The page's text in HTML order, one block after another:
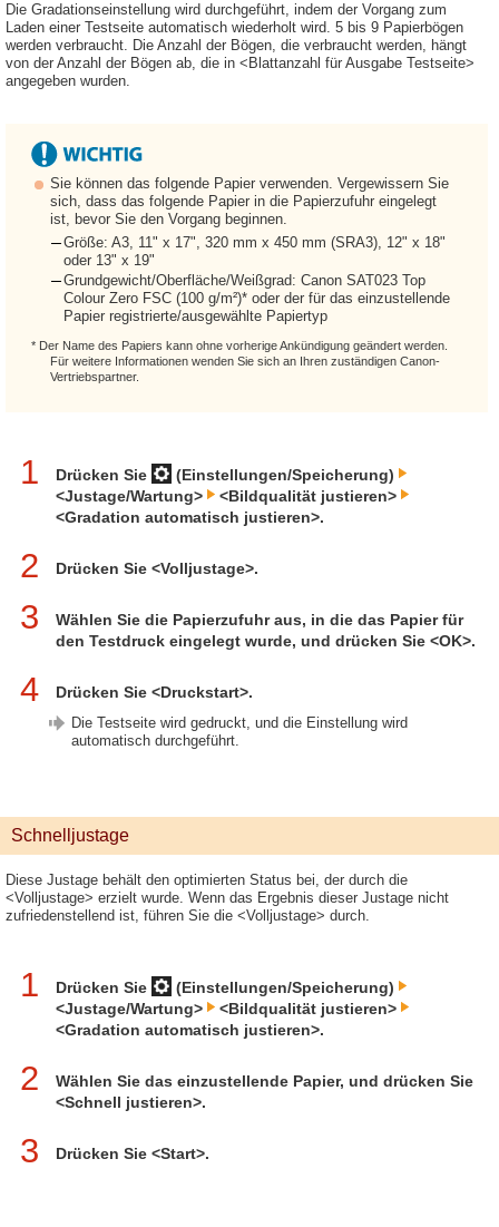
Die Gradationseinstellung wird durchgeführt, indem der Vorgang zum
Laden einer Testseite automatisch wiederholt wird. 5 bis 9 Papierbögen
werden verbraucht. Die Anzahl der Bögen, die verbraucht werden, hängt
von der Anzahl der Bögen ab, die in <Blattanzahl für Ausgabe Testseite>
angegeben wurden.
Sie können das folgende Papier verwenden. Vergewissern Sie
sich, dass das folgende Papier in die Papierzufuhr eingelegt
ist, bevor Sie den Vorgang beginnen.
Größe: A3, 11" x 17", 320 mm x 450 mm (SRA3), 12" x 18"
oder 13" x 19"
Grundgewicht/Oberfläche/Weißgrad: Canon SAT023 Top
Colour Zero FSC (100 g/m²)* oder der für das einzustellende
Papier registrierte/ausgewählte Papiertyp
* Der Name des Papiers kann ohne vorherige Ankündigung geändert werden.
Für weitere Informationen wenden Sie sich an Ihren zuständigen Canon-
Vertriebspartner.
1 Drücken Sie
(Einstellungen/Speicherung)
<Justage/Wartung>
<Bildqualität justieren>
<Gradation automatisch justieren>.
2 Drücken Sie <Volljustage>.
3
Wählen Sie die Papierzufuhr aus, in die das Papier für
den Testdruck eingelegt wurde, und drücken Sie <OK>.
4 Drücken Sie <Druckstart>.
Die Testseite wird gedruckt, und die Einstellung wird
automatisch durchgeführt.
Schnelljustage
Diese Justage behält den optimierten Status bei, der durch die
<Volljustage> erzielt wurde. Wenn das Ergebnis dieser Justage nicht
zufriedenstellend ist, führen Sie die <Volljustage> durch.
1 Drücken Sie
(Einstellungen/Speicherung)
<Justage/Wartung>
<Bildqualität justieren>
<Gradation automatisch justieren>.
2
Wählen Sie das einzustellende Papier, und drücken Sie
<Schnell justieren>.
3 Drücken Sie <Start>.